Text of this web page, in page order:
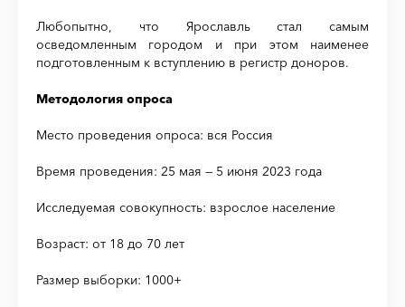
Любопытно, что Ярославль стал самым
осведомленным городом и при этом наименее
подготовленным к вступлению в регистр доноров.
Методология опроса
Место проведения опроса: вся Россия
Время проведения: 25 мая — 5 июня 2023 года
Исследуемая совокупность: взрослое население
Возраст: от 18 до 70 лет
Размер выборки: 1000+